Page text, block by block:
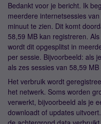
Bedankt voor je bericht. Ik
meerdere internetsessies
minuut te zien. Dit komt
58,59 MB kan registreren.
wordt dit opgesplitst in
per sessie. Bijvoorbeeld: als
als zes sessies van 58,59
Het verbruik wordt
het netwerk. Soms worden
verwerkt, bijvoorbeeld als je
downloadt of updates